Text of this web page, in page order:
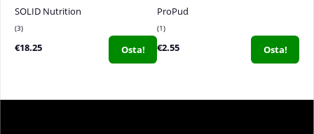
SOLID Nutrition
3
€18.25 Osta!
ProPud
1
€2.55 Osta!